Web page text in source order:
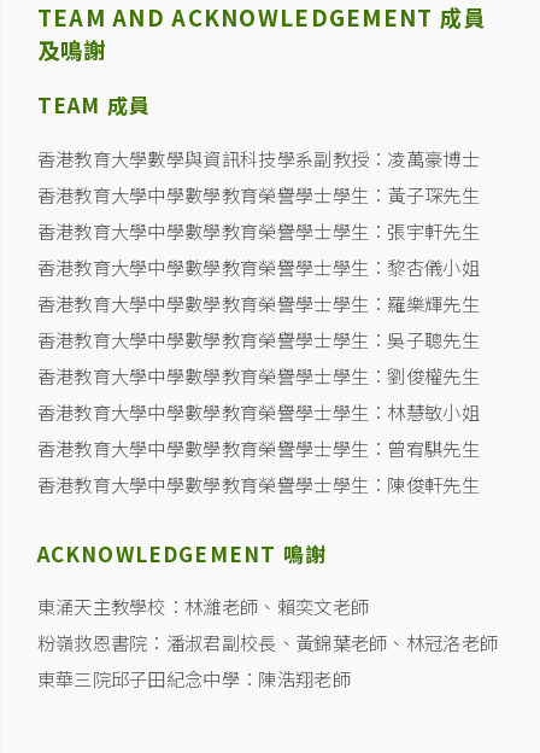
TEAM AND ACKNOWLEDGEMENT 成員
及鳴謝
TEAM 成員
香港教育大學數學與資訊科技學系副教授：凌萬豪博士
香港教育大學中學數學教育榮譽學士學生：黃子琛先生
香港教育大學中學數學教育榮譽學士學生：張宇軒先生
香港教育大學中學數學教育榮譽學士學生：黎杏儀小姐
香港教育大學中學數學教育榮譽學士學生：羅樂輝先生
香港教育大學中學數學教育榮譽學士學生：吳子聰先生
香港教育大學中學數學教育榮譽學士學生：劉俊權先生
香港教育大學中學數學教育榮譽學士學生：林慧敏小姐
香港教育大學中學數學教育榮譽學士學生：曾宥騏先生
香港教育大學中學數學教育榮譽學士學生：陳俊軒先生
ACKNOWLEDGEMENT 鳴謝
東涌天主教學校：林濰老師、賴奕文老師
粉嶺救恩書院：潘淑君副校長、黃錦葉老師、林冠洛老師
東華三院邱子田紀念中學：陳浩翔老師